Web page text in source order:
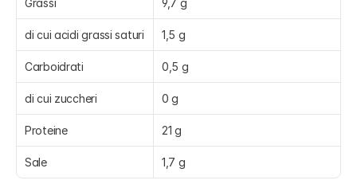
Grassi 9,7 g
di cui acidi grassi saturi 1,5 g
Carboidrati 0,5 g
di cui zuccheri 0 g
Proteine 21 g
Sale 1,7 g